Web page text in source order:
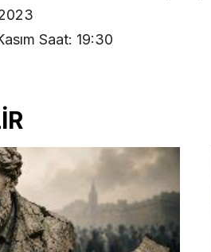
Saat: 19:30